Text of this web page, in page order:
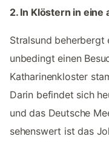
2. In Klöstern in
Stralsund beherbergt
unbedingt einen
Katharinenkloster
Darin befindet sich
und das Deutsche
sehenswert ist das